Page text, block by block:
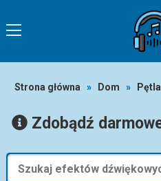
Strona główna » Dom »
Zdobądź